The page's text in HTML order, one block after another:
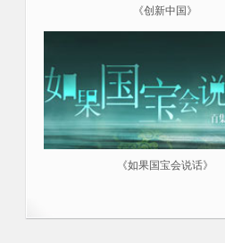
《创新中国》
《如果国宝会说话》